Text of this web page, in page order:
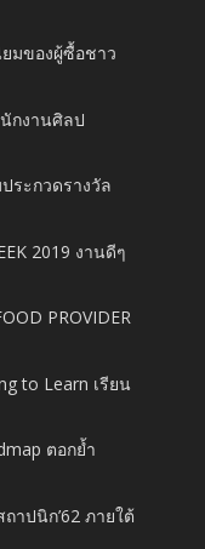
มของผู้ซื้อชาว
กงานศิลป
ระกวดรางวัล
2019 งานดีๆ
PROVIDER
to Learn เรียน
ตอกย้ำ
าปนิก’62 ภายใต้